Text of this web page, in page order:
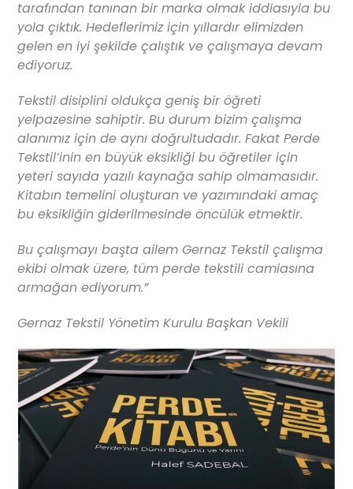
tarafından tanınan bir marka olmak iddiasıyla bu
yola çıktık. Hedeflerimiz için yıllardır elimizden
gelen en iyi şekilde çalıştık ve çalışmaya devam
ediyoruz.
Tekstil disiplini oldukça geniş bir öğreti
yelpazesine sahiptir. Bu durum bizim çalışma
alanımız için de aynı doğrultudadır. Fakat Perde
Tekstil’inin en büyük eksikliği bu öğretiler için
yeteri sayıda yazılı kaynağa sahip olmamasıdır.
Kitabın temelini oluşturan ve yazımındaki amaç
bu eksikliğin giderilmesinde öncülük etmektir.
Bu çalışmayı başta ailem Gernaz Tekstil çalışma
ekibi olmak üzere, tüm perde tekstili camiasına
armağan ediyorum.”
Gernaz Tekstil Yönetim Kurulu Başkan Vekili